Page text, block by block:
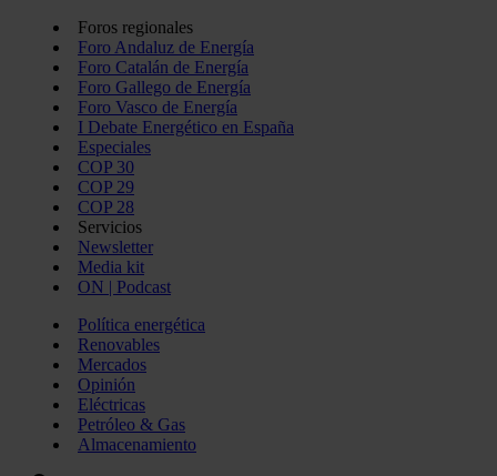
Foros regionales
Foro Andaluz de Energía
Foro Catalán de Energía
Foro Gallego de Energía
Foro Vasco de Energía
I Debate Energético en España
Especiales
COP 30
COP 29
COP 28
Servicios
Newsletter
Media kit
ON | Podcast
Política energética
Renovables
Mercados
Opinión
Eléctricas
Petróleo & Gas
Almacenamiento